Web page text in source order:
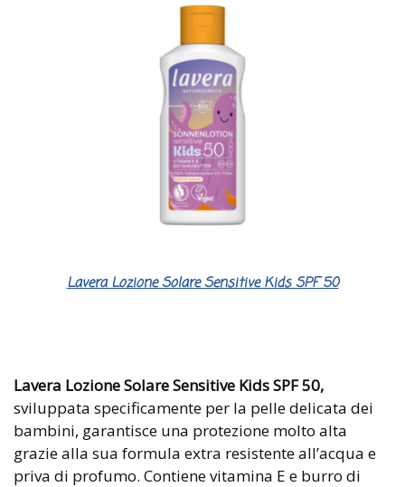
Lavera Lozione Solare Sensitive Kids SPF 50
Lavera Lozione Solare Sensitive Kids SPF 50,
sviluppata specificamente per la pelle delicata dei
bambini, garantisce una protezione molto alta
grazie alla sua formula extra resistente all’acqua e
priva di profumo. Contiene vitamina E e burro di